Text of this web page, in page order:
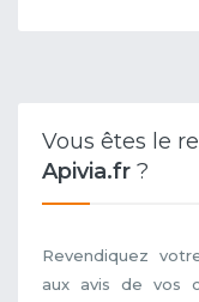
Vous êtes le
Apivia.fr ?
Revendiquez
aux avis de vos